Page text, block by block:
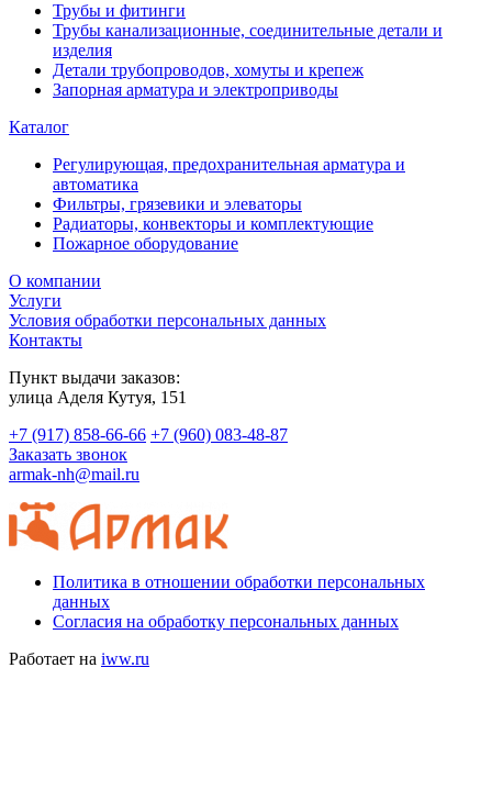
Трубы и фитинги
Трубы канализационные, соединительные детали и
изделия
Детали трубопроводов, хомуты и крепеж
Запорная арматура и электроприводы
Каталог
Регулирующая, предохранительная арматура и
автоматика
Фильтры, грязевики и элеваторы
Радиаторы, конвекторы и комплектующие
Пожарное оборудование
О компании
Услуги
Условия обработки персональных данных
Контакты
Пункт выдачи заказов:
​улица Аделя Кутуя, 151
+7 (917) 858-66-66 +7 (960) 083-48-87
Заказать звонок
armak-nh@mail.ru
Политика в отношении обработки персональных
данных
Согласия на обработку персональных данных
Работает на iww.ru